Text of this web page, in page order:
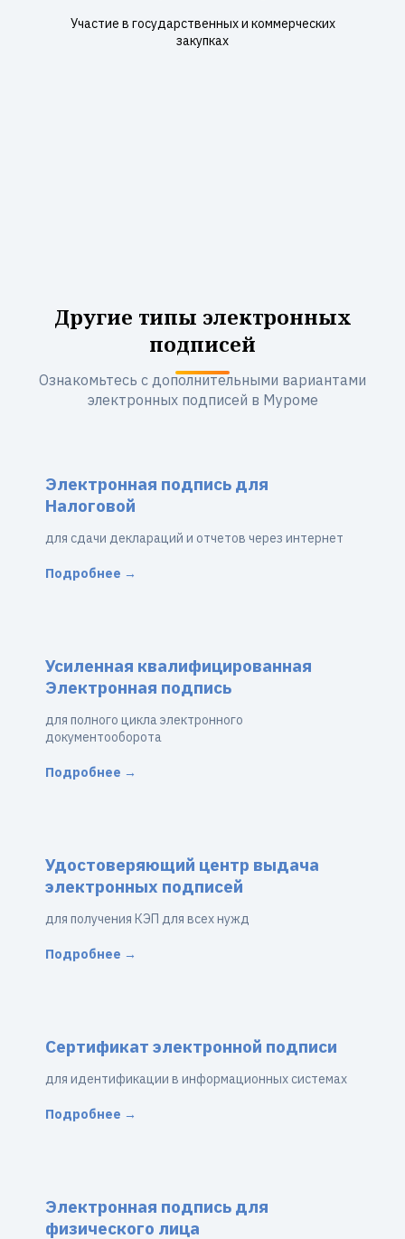
Участие в государственных и коммерческих
закупках
Другие типы электронных
подписей
Ознакомьтесь с дополнительными вариантами
электронных подписей в Муроме
Электронная подпись для
Налоговой
для сдачи деклараций и отчетов через интернет
Подробнее →
Усиленная квалифицированная
Электронная подпись
для полного цикла электронного
документооборота
Подробнее →
Удостоверяющий центр выдача
электронных подписей
для получения КЭП для всех нужд
Подробнее →
Сертификат электронной подписи
для идентификации в информационных системах
Подробнее →
Электронная подпись для
физического лица